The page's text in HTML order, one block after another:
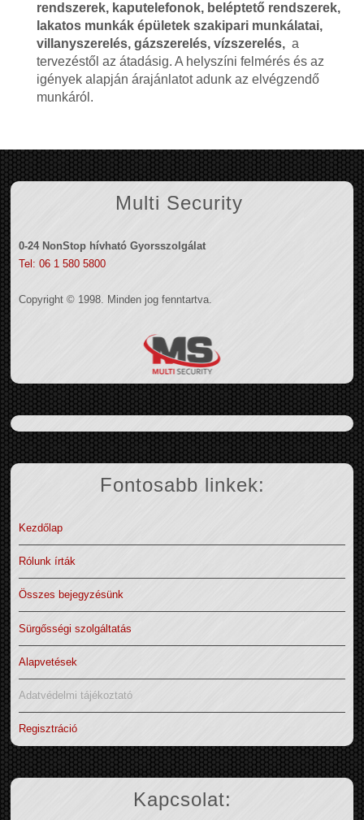
rendszerek, kaputelefonok, beléptető rendszerek,
lakatos munkák épületek szakipari munkálatai,
villanyszerelés, gázszerelés, vízszerelés,a
tervezéstől az átadásig. A helyszíni felmérés és az
igények alapján árajánlatot adunk az elvégzendő
munkáról.
Multi Security
0-24 NonStop hívható Gyorsszolgálat
Tel: 06 1 580 5800
Copyright © 1998. Minden jog fenntartva.
Fontosabb linkek:
Kezdőlap
Rólunk írták
Összes bejegyzésünk
Sürgősségi szolgáltatás
Alapvetések
Adatvédelmi tájékoztató
Regisztráció
Kapcsolat: